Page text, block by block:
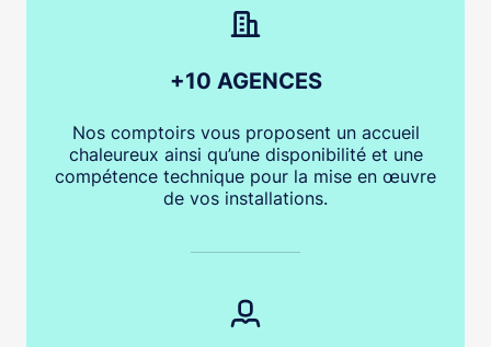
+10 AGENCES
Nos comptoirs vous proposent un accueil
chaleureux ainsi qu’une disponibilité et une
compétence technique pour la mise en œuvre
de vos installations.